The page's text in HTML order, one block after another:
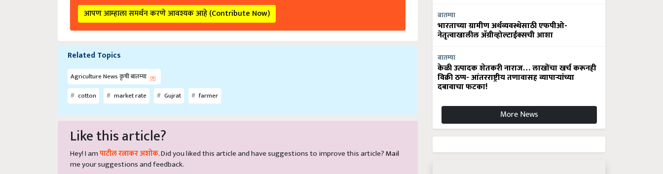
आपण आम्हाला समर्थन करणे आवश्यक आहे (Contribute Now)
Related Topics
Agriculture News कृषी बातम्या
cotton
market rate Gujrat farmer
Like this article?
Hey! I am पाटील रत्नाकर अशोक . Did you liked this article and have suggestions to improve this article? Mail
me your suggestions and feedback.
बातम्या
भारताच्या ग्रामीण अर्थव्यवस्थेसाठी एफपीओ-
नेतृत्वाखालील अ‍ॅग्रीव्होल्टाईक्सची आशा
बातम्या
केळी उत्पादक शेतकरी नाराज… लाखोंचा खर्च करूनही
विक्री ठप्प- आंतरराष्ट्रीय तणावासह व्यापाऱ्यांच्या
दबावाचा फटका!
More News